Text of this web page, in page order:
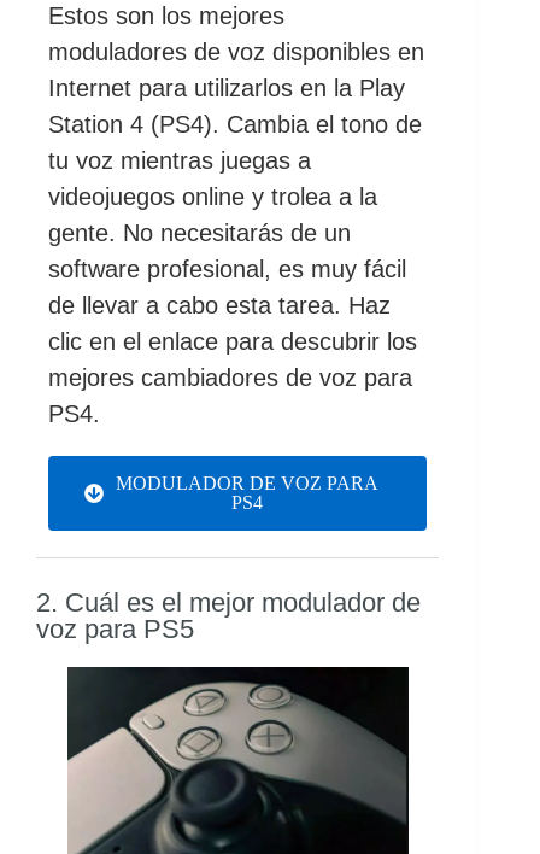
Estos son los mejores
moduladores de voz disponibles en
Internet para utilizarlos en la Play
Station 4 (PS4). Cambia el tono de
tu voz mientras juegas a
videojuegos online y trolea a la
gente. No necesitarás de un
software profesional, es muy fácil
de llevar a cabo esta tarea. Haz
clic en el enlace para descubrir los
mejores cambiadores de voz para
PS4.
MODULADOR DE VOZ PARA
PS4
2. Cuál es el mejor modulador de
voz para PS5